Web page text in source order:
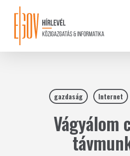
content
gazdaság Internet
Vágyálom